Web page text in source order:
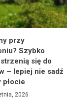
przy
Szybko
się do
– lepiej nie sadź
2026